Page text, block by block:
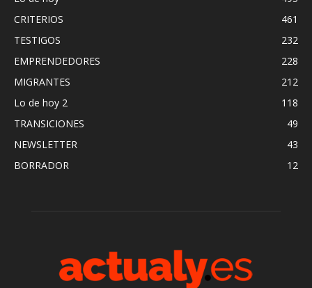
CRITERIOS
461
TESTIGOS
232
EMPRENDEDORES
228
MIGRANTES
212
Lo de hoy 2
118
TRANSICIONES
49
NEWSLETTER
43
BORRADOR
12